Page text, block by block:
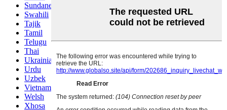
Sundanese
Swahili
Tajik
Tamil
Telugu
Thai
Ukrainian
Urdu
Uzbek
Vietnamese
Welsh
Xhosa